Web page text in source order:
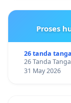
Proses
26 tanda
26 Tanda
31 May 2026